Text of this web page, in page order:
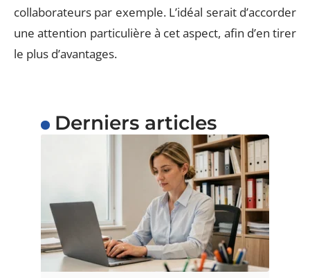
collaborateurs par exemple. L’idéal serait d’accorder
une attention particulière à cet aspect, afin d’en tirer
le plus d’avantages.
Derniers articles